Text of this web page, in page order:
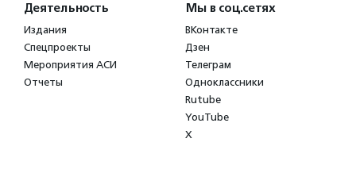
Деятельность
Издания
Спецпроекты
Мероприятия АСИ
Отчеты
Мы в соц.сетях
ВКонтакте
Дзен
Телеграм
Одноклассники
Rutube
YouTube
X